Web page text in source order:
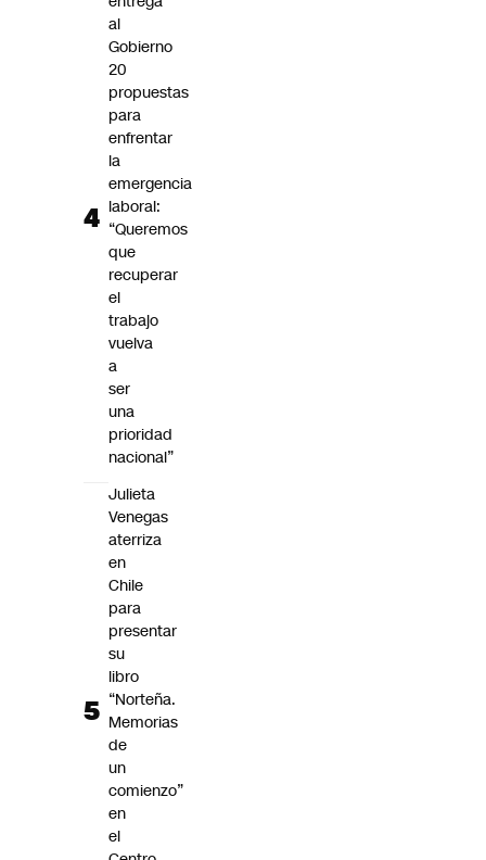
al
Gobierno
20
propuestas
para
enfrentar
la
emergencia
laboral:
“Queremos
que
recuperar
el
trabajo
vuelva
a
ser
una
prioridad
nacional”
Julieta
Venegas
aterriza
en
Chile
para
presentar
su
libro
“Norteña.
Memorias
de
un
comienzo”
en
el